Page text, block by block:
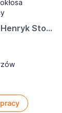
Sto...